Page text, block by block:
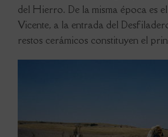
del Hierro. De la misma época es
Vicente, a la entrada del
restos cerámicos constituyen el